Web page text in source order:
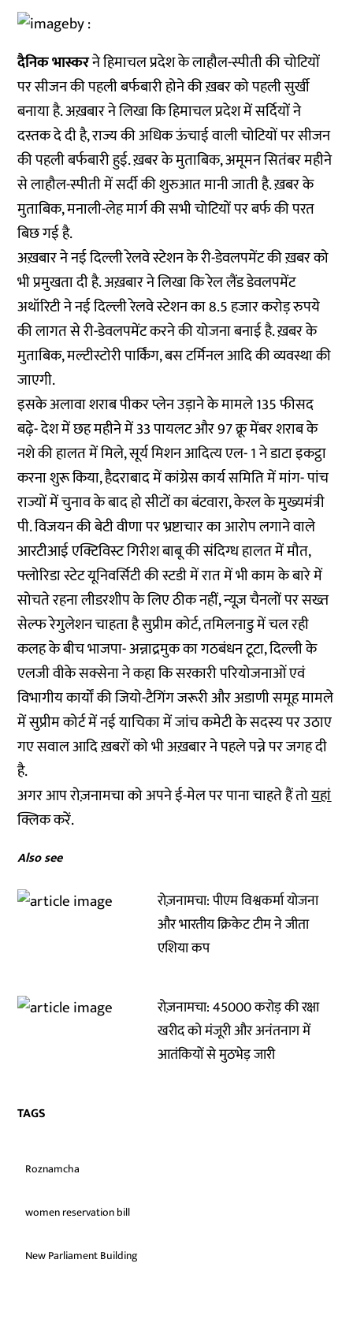
दैनिक भास्करने हिमाचल प्रदेश के लाहौल-स्पीती की चोटियों
पर सीजन की पहली बर्फबारी होने की ख़बर को पहली सुर्खी
बनाया है. अख़बार ने लिखा कि हिमाचल प्रदेश में सर्दियों ने
दस्तक दे दी है, राज्य की अधिक ऊंचाई वाली चोटियों पर सीजन
की पहली बर्फबारी हुई. ख़बर के मुताबिक, अमूमन सितंबर महीने
से लाहौल-स्पीती में सर्दी की शुरुआत मानी जाती है. ख़बर के
मुताबिक, मनाली-लेह मार्ग की सभी चोटियों पर बर्फ की परत
बिछ गई है.
अख़बार ने नई दिल्ली रेलवे स्टेशन के री-डेवलपमेंट की ख़बर को
भी प्रमुखता दी है. अख़बार ने लिखा कि रेल लैंड डेवलपमेंट
अथॉरिटी ने नई दिल्ली रेलवे स्टेशन का 8.5 हजार करोड़ रुपये
की लागत से री-डेवलपमेंट करने की योजना बनाई है. ख़बर के
मुताबिक, मल्टीस्टोरी पार्किंग, बस टर्मिनल आदि की व्यवस्था की
जाएगी.
इसके अलावा शराब पीकर प्लेन उड़ाने के मामले 135 फीसद
बढ़े- देश में छह महीने में 33 पायलट और 97 क्रू मेंबर शराब के
नशे की हालत में मिले, सूर्य मिशन आदित्य एल- 1 ने डाटा इकट्ठा
करना शुरू किया, हैदराबाद में कांग्रेस कार्य समिति में मांग- पांच
राज्यों में चुनाव के बाद हो सीटों का बंटवारा, केरल के मुख्यमंत्री
पी. विजयन की बेटी वीणा पर भ्रष्टाचार का आरोप लगाने वाले
आरटीआई एक्टिविस्ट गिरीश बाबू की संदिग्ध हालत में मौत,
फ्लोरिडा स्टेट यूनिवर्सिटी की स्टडी में रात में भी काम के बारे में
सोचते रहना लीडरशीप के लिए ठीक नहीं, न्यूज़ चैनलों पर सख्त
सेल्फ रेगुलेशन चाहता है सुप्रीम कोर्ट, तमिलनाडु में चल रही
कलह के बीच भाजपा- अन्नाद्रमुक का गठबंधन टूटा, दिल्ली के
एलजी वीके सक्सेना ने कहा कि सरकारी परियोजनाओं एवं
विभागीय कार्यों की जियो-टैगिंग जरूरी और अडाणी समूह मामले
में सुप्रीम कोर्ट में नई याचिका में जांच कमेटी के सदस्य पर उठाए
गए सवाल आदि ख़बरों को भी अख़बार ने पहले पन्ने पर जगह दी
है.
अगर आप रोज़नामचा को अपने ई-मेल पर पाना चाहते हैं तोयहां
क्लिक करें.
Also see
रोज़नामचा: पीएम विश्वकर्मा योजना
और भारतीय क्रिकेट टीम ने जीता
एशिया कप
रोज़नामचा: 45000 करोड़ की रक्षा
खरीद को मंजूरी और अनंतनाग में
आतंकियों से मुठभेड़ जारी
TAGS
Roznamcha
women reservation bill
New Parliament Building